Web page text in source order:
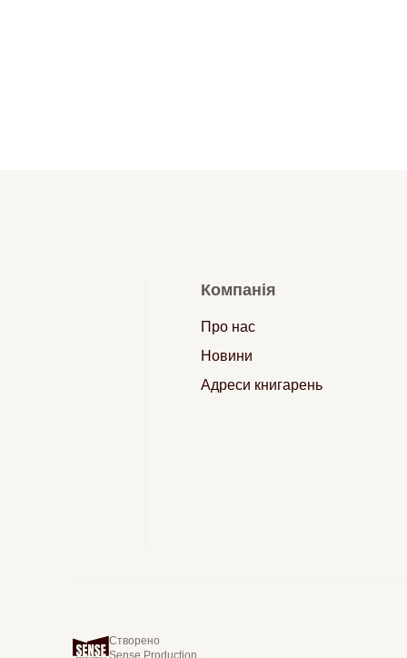
Компанія
Про нас
Новини
Адреси книгарень
Створено
Sense Production